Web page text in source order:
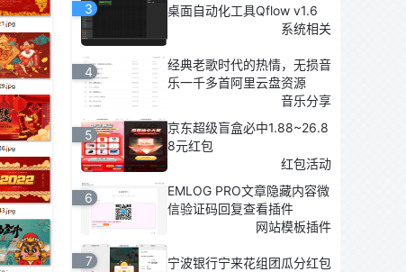
3
桌面自动化工具Qflow v1.6
系统相关
4
经典老歌时代的热情，无损音
乐一千多首阿里云盘资源
音乐分享
5
京东超级盲盒必中1.88~26.8
8元红包
红包活动
6
EMLOG PRO文章隐藏内容微
信验证码回复查看插件
网站模板插件
7
宁波银行宁来花组团瓜分红包